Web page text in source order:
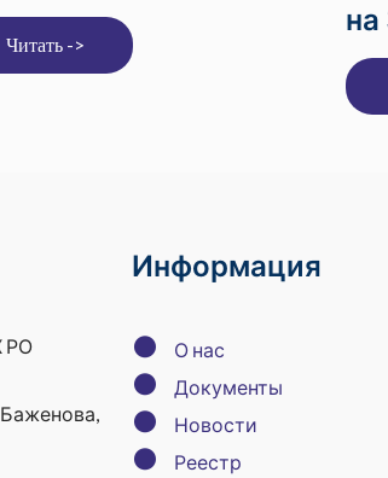
Читать ->
на
РО
Баженова,
Информация
● О нас
● Документы
● Новости
● Реестр